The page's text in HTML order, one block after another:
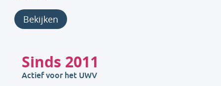
Bekijken
Sinds 2011
Actief voor het UWV